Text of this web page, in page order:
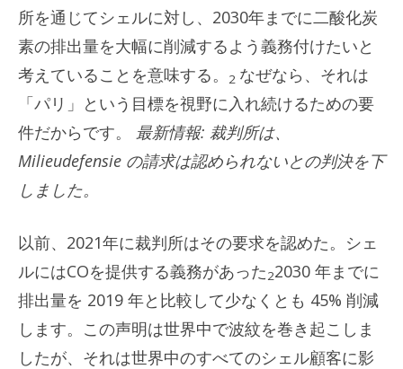
所を通じてシェルに対し、2030年までに二酸化炭
素の排出量を大幅に削減するよう義務付けたいと
考えていることを意味する。
2 なぜなら、それは
「パリ」という目標を視野に入れ続けるための要
件だからです。
最新情報: 裁判所は、
Milieudefensie の請求は認められないとの判決を下
しました。
以前、2021年に裁判所はその要求を認めた。シェ
ルにはCOを提供する義務があった22030 年までに
排出量を 2019 年と比較して少なくとも 45% 削減
します。この声明は世界中で波紋を巻き起こしま
したが、それは世界中のすべてのシェル顧客に影